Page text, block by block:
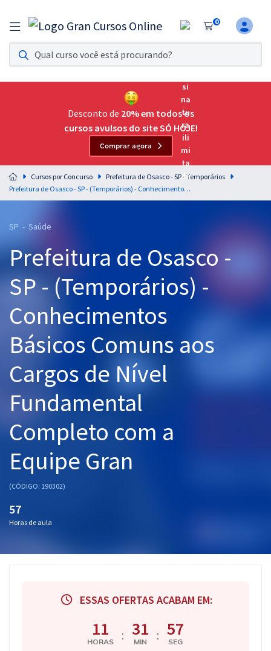
0
Assinatura Ilimitada 11
Acesso a todos os cursos. Teste grátis por 7 dias!
Assinatura OAB Até Passar
Acesso ilimitado a toda preparação para o Exame da
Residências Multiprofissionais
Preparação completa e intensiva para as principais
residências em saúde do Brasil
Cursos 20% OFF
Pós
Graduação
OAB
Questões grátis
Aprovados
Desconto de 20% em todos os
cursos avulsos do site SÓ HOJE!
Comprar agora
Cursos por Concurso
Prefeitura de Osasco - SP - Temporários
Prefeitura de Osasco - SP - (Temporários) - Conhecimentos Básicos Comuns aos Cargos de Nível Fundamental Completo com a Equipe Gran
SP - Saúde
Prefeitura de Osasco -
SP - (Temporários) -
Conhecimentos
Básicos Comuns aos
Cargos de Nível
Fundamental
Completo com a
Equipe Gran
(CÓDIGO: 190302)
57
Horas de aula
ESSAS OFERTAS ACABAM EM:
11
HORAS : 31
MIN : 56
SEG